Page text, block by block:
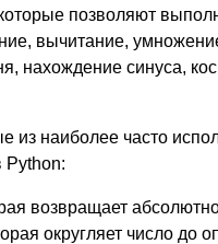
позволяют
вычитание,
нахождение синуса,
из наиболее часто
Python:
возвращает
округляет число до